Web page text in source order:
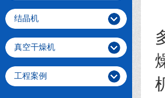
结晶机
真空干燥机
工程案例